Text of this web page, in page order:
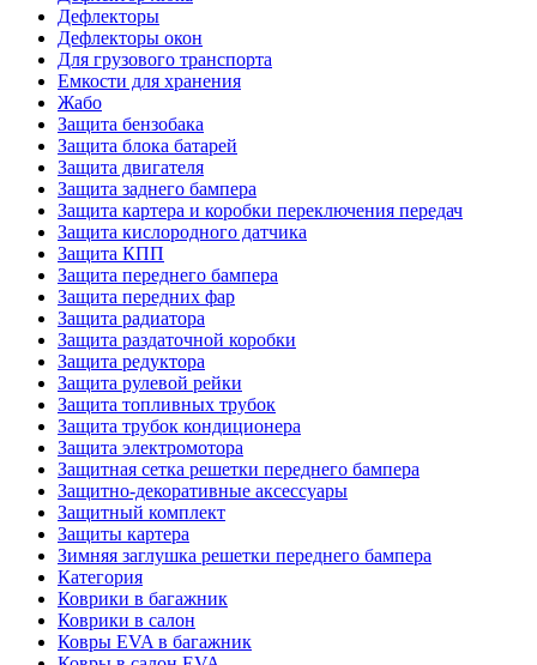
Дефлекторы
Дефлекторы окон
Для грузового транспорта
Емкости для хранения
Жабо
Защита бензобака
Защита блока батарей
Защита двигателя
Защита заднего бампера
Защита картера и коробки переключения передач
Защита кислородного датчика
Защита КПП
Защита переднего бампера
Защита передних фар
Защита радиатора
Защита раздаточной коробки
Защита редуктора
Защита рулевой рейки
Защита топливных трубок
Защита трубок кондиционера
Защита электромотора
Защитная сетка решетки переднего бампера
Защитно-декоративные аксессуары
Защитный комплект
Защиты картера
Зимняя заглушка решетки переднего бампера
Категория
Коврики в багажник
Коврики в салон
Ковры EVA в багажник